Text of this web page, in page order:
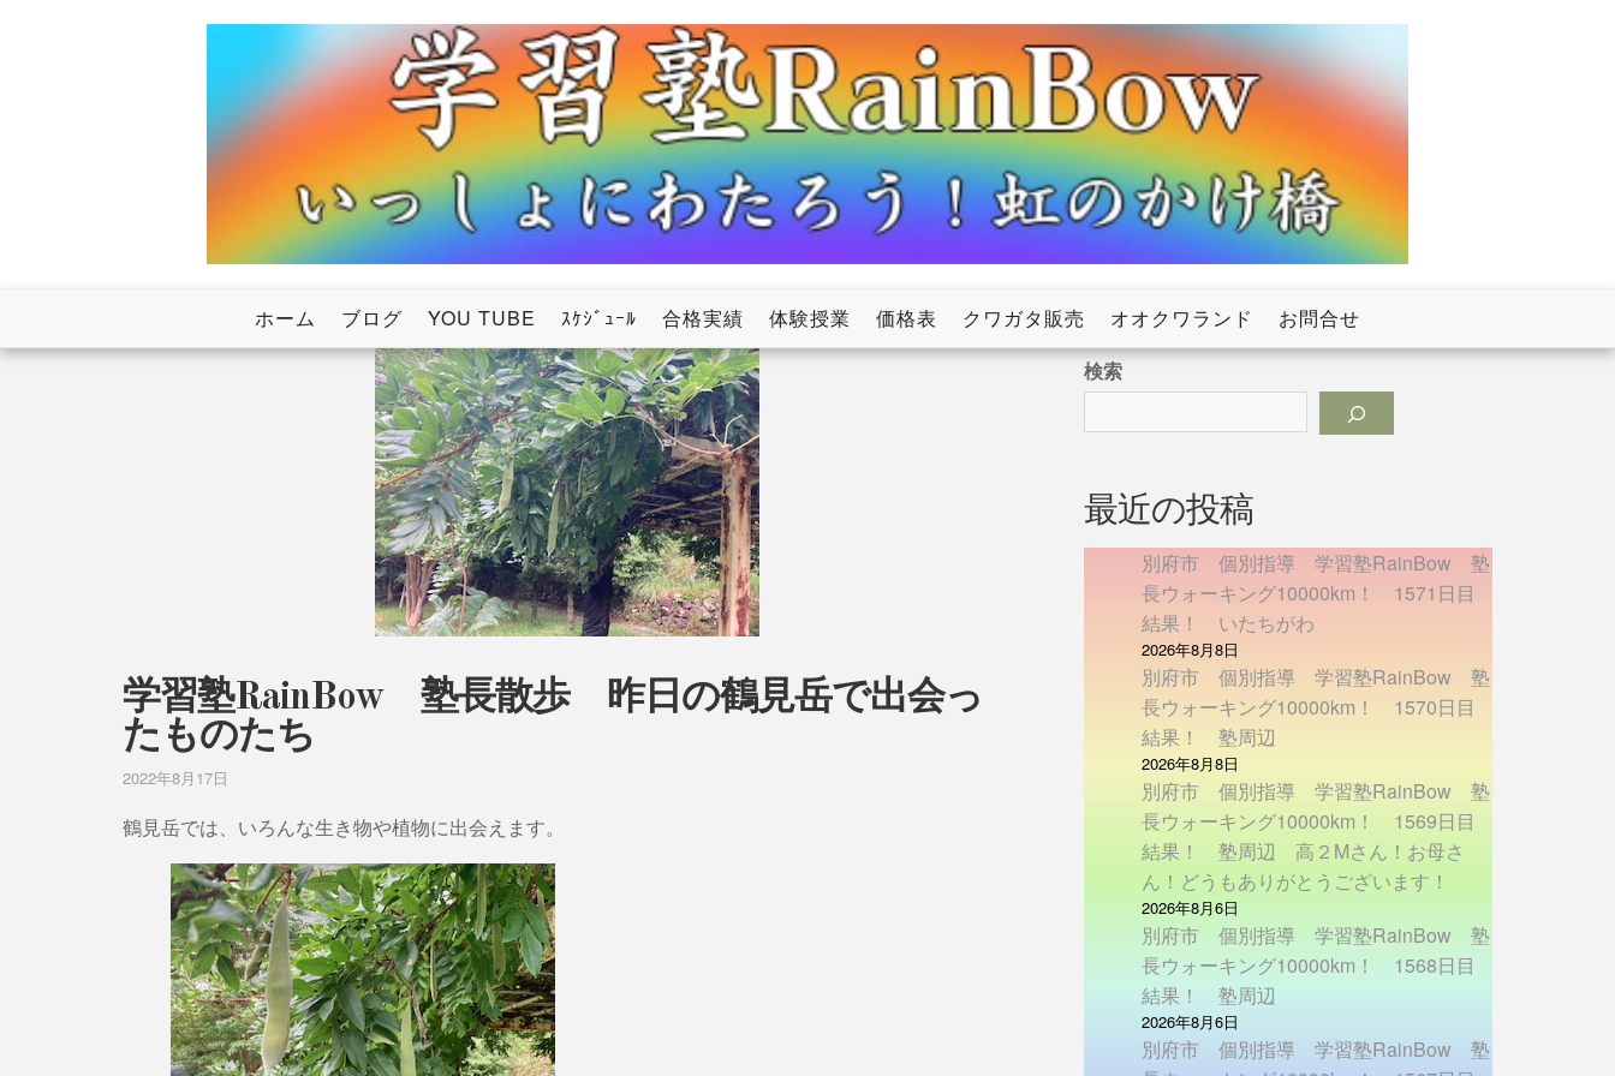
学習塾RainBow
ホーム ブログ YOU TUBE ｽｹｼﾞｭｰﾙ 合格実績 体験授業 価格表 クワガタ販売 オオクワランド お問合せ
学習塾RainBow 塾長散歩 昨日の鶴見岳で出会っ
たものたち
2022年8月17日
鶴見岳では、いろんな生き物や植物に出会えます。
検索
最近の投稿
別府市 個別指導 学習塾RainBow 塾
長ウォーキング10000km！ 1571日目
結果！ いたちがわ
2026年8月8日
別府市 個別指導 学習塾RainBow 塾
長ウォーキング10000km！ 1570日目
結果！ 塾周辺
2026年8月8日
別府市 個別指導 学習塾RainBow 塾
長ウォーキング10000km！ 1569日目
結果！ 塾周辺 高２Mさん！お母さ
ん！どうもありがとうございます！
2026年8月6日
別府市 個別指導 学習塾RainBow 塾
長ウォーキング10000km！ 1568日目
結果！ 塾周辺
2026年8月6日
別府市 個別指導 学習塾RainBow 塾